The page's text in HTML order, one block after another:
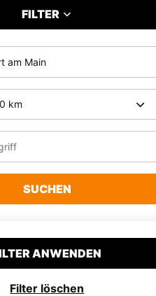
FILTER
SUCHEN
ANWENDEN
Filter löschen